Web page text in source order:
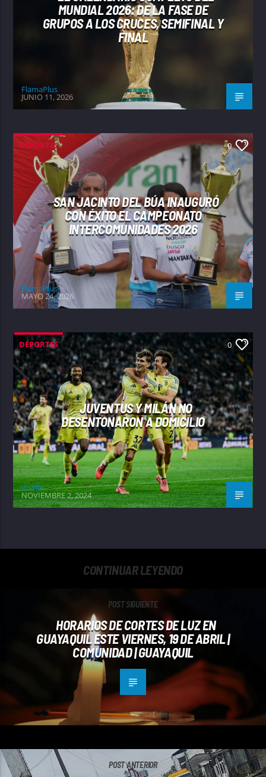
MUNDIAL 2026: DE LA FASE DE
GRUPOS A LOS CRUCES, SEMIFINAL Y
FINAL
FlamaPlus
JUNIO 11, 2026
DEPORTES 0
SAN JACINTO DEL BÚA INAUGURÓ
CON ÉXITO EL CAMPEONATO
INTERCOMUNIDADES 2026
FlamaPlus
MAYO 24, 2026
DEPORTES 0
JUVENTUS Y MILÁN NO
DESENTONARON A DOMICILIO
dh8fm
NOVIEMBRE 2, 2024
CONTINUAR LEYENDO
POST SIGUIENTE
HORARIOS DE CORTES DE LUZ EN
GUAYAQUIL ESTE VIERNES, 19 DE ABRIL |
COMUNIDAD | GUAYAQUIL
POST ANTERIOR